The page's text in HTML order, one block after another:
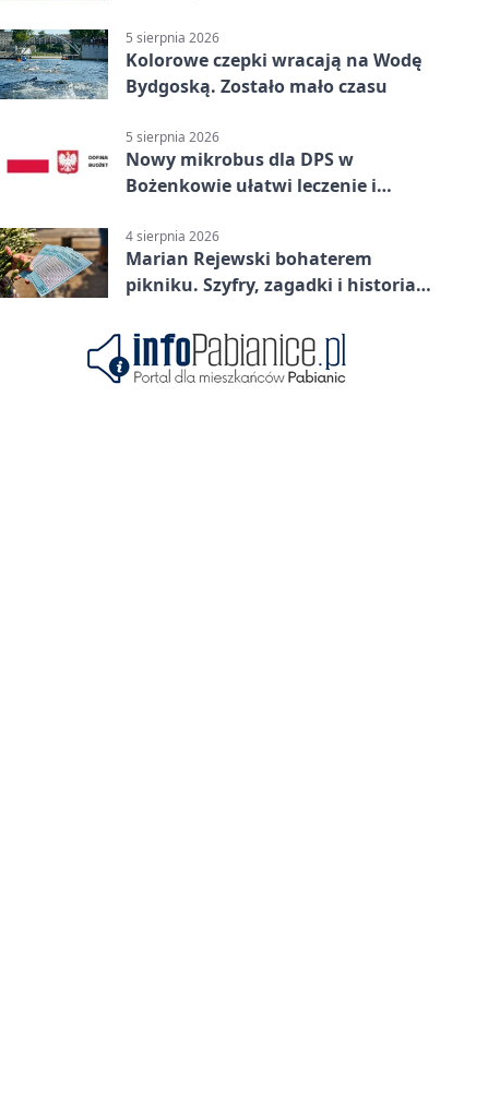
5 sierpnia 2026
Kolorowe czepki wracają na Wodę
Bydgoską. Zostało mało czasu
5 sierpnia 2026
Nowy mikrobus dla DPS w
Bożenkowie ułatwi leczenie i
4 sierpnia 2026
Marian Rejewski bohaterem
pikniku. Szyfry, zagadki i historia